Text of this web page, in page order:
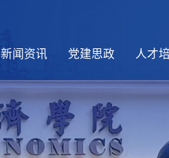
新闻资讯 党建思政 人才